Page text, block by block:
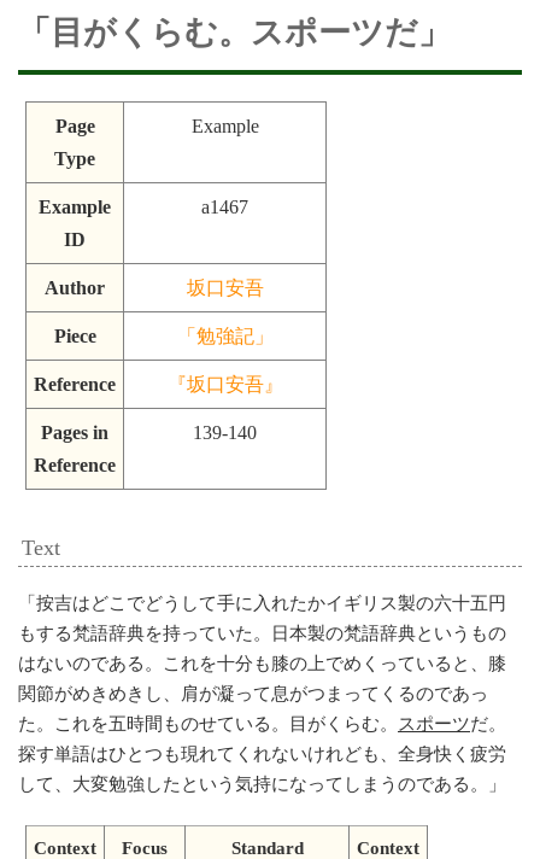
「目がくらむ。スポーツだ」
Page
Type
Example
Example
ID
a1467
Author 坂口安吾
Piece 「勉強記」
Reference 『坂口安吾』
Pages in
Reference
139-140
Text
「 按吉はどこでどうして手に入れたかイギリス製の六十五円
もする梵語辞典を持っていた。日本製の梵語辞典というもの
はないのである。これを十分も膝の上でめくっていると、膝
関節がめきめきし、肩が凝って息がつまってくるのであっ
た。これを五時間ものせている。目がくらむ。
スポーツだ。
探す単語はひとつも現れてくれないけれども、全身快く疲労
して、大変勉強したという気持になってしまうのである。
」
Context Focus Standard Context